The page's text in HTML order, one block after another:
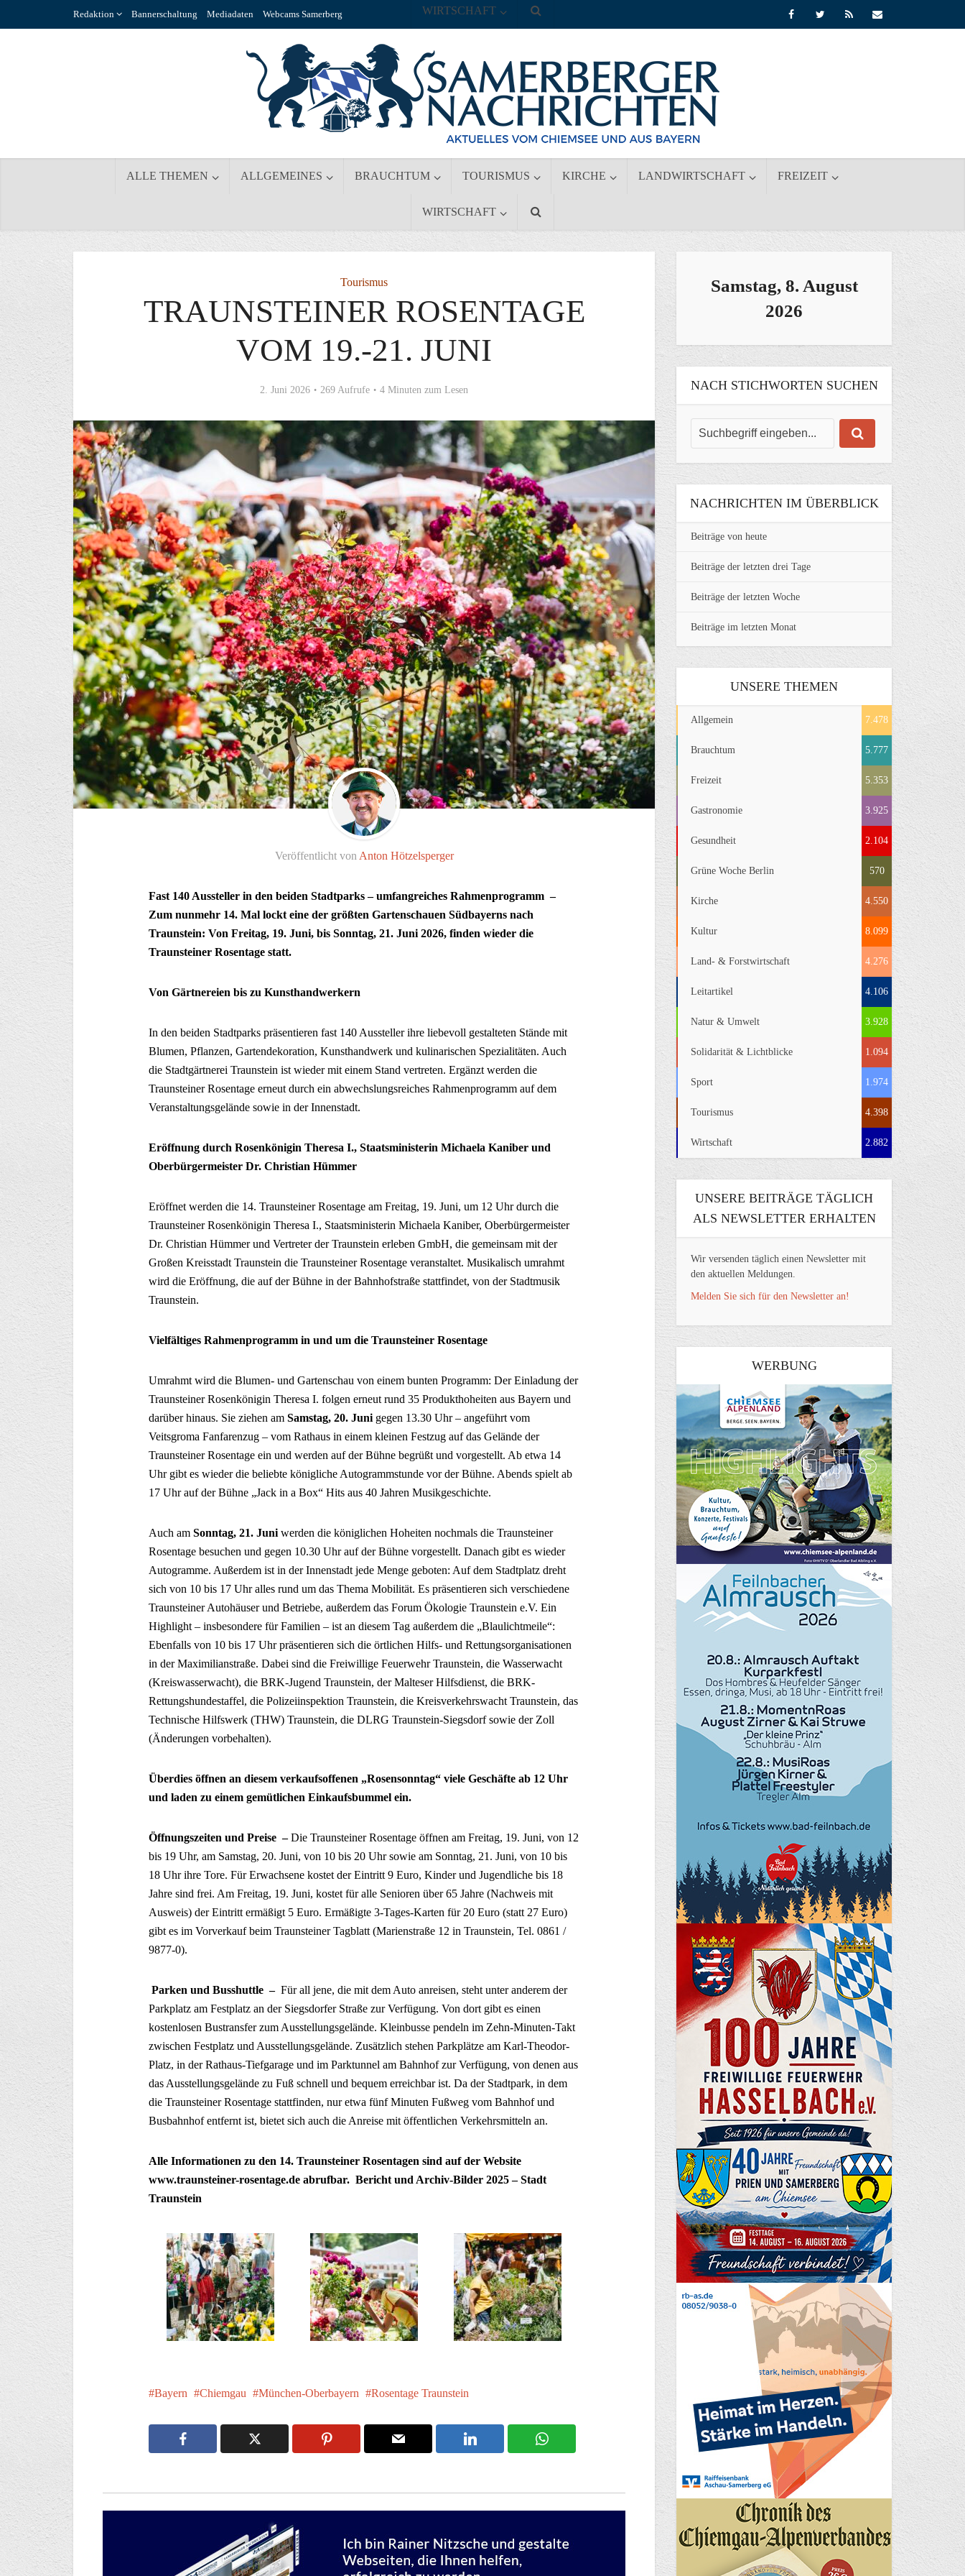
Redaktion Bannerschaltung Mediadaten Webcams Samerberg
ALLE THEMEN ALLGEMEINES BRAUCHTUM TOURISMUS KIRCHE LANDWIRTSCHAFT FREIZEIT
WIRTSCHAFT
WIRTSCHAFT
Tourismus
TRAUNSTEINER ROSENTAGE
VOM 19.-21. JUNI
2. Juni 2026 269 Aufrufe 4 Minuten zum Lesen
Veröffentlicht von Anton Hötzelsperger
Fast 140 Aussteller in den beiden Stadtparks – umfangreiches Rahmenprogramm –
Zum nunmehr 14. Mal lockt eine der größten Gartenschauen Südbayerns nach
Traunstein: Von Freitag, 19. Juni, bis Sonntag, 21. Juni 2026, finden wieder die
Traunsteiner Rosentage statt.
Von Gärtnereien bis zu Kunsthandwerkern
In den beiden Stadtparks präsentieren fast 140 Aussteller ihre liebevoll gestalteten Stände mit
Blumen, Pflanzen, Gartendekoration, Kunsthandwerk und kulinarischen Spezialitäten. Auch
die Stadtgärtnerei Traunstein ist wieder mit einem Stand vertreten. Ergänzt werden die
Traunsteiner Rosentage erneut durch ein abwechslungsreiches Rahmenprogramm auf dem
Veranstaltungsgelände sowie in der Innenstadt.
Eröffnung durch Rosenkönigin Theresa I., Staatsministerin Michaela Kaniber und
Oberbürgermeister Dr. Christian Hümmer
Eröffnet werden die 14. Traunsteiner Rosentage am Freitag, 19. Juni, um 12 Uhr durch die
Traunsteiner Rosenkönigin Theresa I., Staatsministerin Michaela Kaniber, Oberbürgermeister
Dr. Christian Hümmer und Vertreter der Traunstein erleben GmbH, die gemeinsam mit der
Großen Kreisstadt Traunstein die Traunsteiner Rosentage veranstaltet. Musikalisch umrahmt
wird die Eröffnung, die auf der Bühne in der Bahnhofstraße stattfindet, von der Stadtmusik
Traunstein.
Vielfältiges Rahmenprogramm in und um die Traunsteiner Rosentage
Umrahmt wird die Blumen- und Gartenschau von einem bunten Programm: Der Einladung der
Traunsteiner Rosenkönigin Theresa I. folgen erneut rund 35 Produkthoheiten aus Bayern und
darüber hinaus. Sie ziehen am Samstag, 20. Juni gegen 13.30 Uhr – angeführt vom
Veitsgroma Fanfarenzug – vom Rathaus in einem kleinen Festzug auf das Gelände der
Traunsteiner Rosentage ein und werden auf der Bühne begrüßt und vorgestellt. Ab etwa 14
Uhr gibt es wieder die beliebte königliche Autogrammstunde vor der Bühne. Abends spielt ab
17 Uhr auf der Bühne „Jack in a Box“ Hits aus 40 Jahren Musikgeschichte.
Auch am Sonntag, 21. Juni werden die königlichen Hoheiten nochmals die Traunsteiner
Rosentage besuchen und gegen 10.30 Uhr auf der Bühne vorgestellt. Danach gibt es wieder
Autogramme. Außerdem ist in der Innenstadt jede Menge geboten: Auf dem Stadtplatz dreht
sich von 10 bis 17 Uhr alles rund um das Thema Mobilität. Es präsentieren sich verschiedene
Traunsteiner Autohäuser und Betriebe, außerdem das Forum Ökologie Traunstein e.V. Ein
Highlight – insbesondere für Familien – ist an diesem Tag außerdem die „Blaulichtmeile“:
Ebenfalls von 10 bis 17 Uhr präsentieren sich die örtlichen Hilfs- und Rettungsorganisationen
in der Maximilianstraße. Dabei sind die Freiwillige Feuerwehr Traunstein, die Wasserwacht
(Kreiswasserwacht), die BRK-Jugend Traunstein, der Malteser Hilfsdienst, die BRK-
Rettungshundestaffel, die Polizeiinspektion Traunstein, die Kreisverkehrswacht Traunstein, das
Technische Hilfswerk (THW) Traunstein, die DLRG Traunstein-Siegsdorf sowie der Zoll
(Änderungen vorbehalten).
Überdies öffnen an diesem verkaufsoffenen „Rosensonntag“ viele Geschäfte ab 12 Uhr
und laden zu einem gemütlichen Einkaufsbummel ein.
Öffnungszeiten und Preise –Die Traunsteiner Rosentage öffnen am Freitag, 19. Juni, von 12
bis 19 Uhr, am Samstag, 20. Juni, von 10 bis 20 Uhr sowie am Sonntag, 21. Juni, von 10 bis
18 Uhr ihre Tore. Für Erwachsene kostet der Eintritt 9 Euro, Kinder und Jugendliche bis 18
Jahre sind frei. Am Freitag, 19. Juni, kostet für alle Senioren über 65 Jahre (Nachweis mit
Ausweis) der Eintritt ermäßigt 5 Euro. Ermäßigte 3-Tages-Karten für 20 Euro (statt 27 Euro)
gibt es im Vorverkauf beim Traunsteiner Tagblatt (Marienstraße 12 in Traunstein, Tel. 0861 /
9877-0).
Parken und Busshuttle – Für all jene, die mit dem Auto anreisen, steht unter anderem der
Parkplatz am Festplatz an der Siegsdorfer Straße zur Verfügung. Von dort gibt es einen
kostenlosen Bustransfer zum Ausstellungsgelände. Kleinbusse pendeln im Zehn-Minuten-Takt
zwischen Festplatz und Ausstellungsgelände. Zusätzlich stehen Parkplätze am Karl-Theodor-
Platz, in der Rathaus-Tiefgarage und im Parktunnel am Bahnhof zur Verfügung, von denen aus
das Ausstellungsgelände zu Fuß schnell und bequem erreichbar ist. Da der Stadtpark, in dem
die Traunsteiner Rosentage stattfinden, nur etwa fünf Minuten Fußweg vom Bahnhof und
Busbahnhof entfernt ist, bietet sich auch die Anreise mit öffentlichen Verkehrsmitteln an.
Alle Informationen zu den 14. Traunsteiner Rosentagen sind auf der Website
www.traunsteiner-rosentage.de abrufbar. Bericht und Archiv-Bilder 2025 – Stadt
Traunstein
Bayern Chiemgau München-Oberbayern Rosentage Traunstein
Samstag, 8. August
2026
NACH STICHWORTEN SUCHEN
NACHRICHTEN IM ÜBERBLICK
Beiträge von heute
Beiträge der letzten drei Tage
Beiträge der letzten Woche
Beiträge im letzten Monat
UNSERE THEMEN
Allgemein 7.478
Brauchtum 5.777
Freizeit 5.353
Gastronomie 3.925
Gesundheit 2.104
Grüne Woche Berlin 570
Kirche 4.550
Kultur 8.099
Land- & Forstwirtschaft 4.276
Leitartikel 4.106
Natur & Umwelt 3.928
Solidarität & Lichtblicke 1.094
Sport 1.974
Tourismus 4.398
Wirtschaft 2.882
UNSERE BEITRÄGE TÄGLICH
ALS NEWSLETTER ERHALTEN
Wir versenden täglich einen Newsletter mit
den aktuellen Meldungen.
Melden Sie sich für den Newsletter an!
WERBUNG